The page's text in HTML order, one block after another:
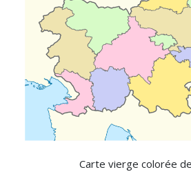
Carte vierge colorée